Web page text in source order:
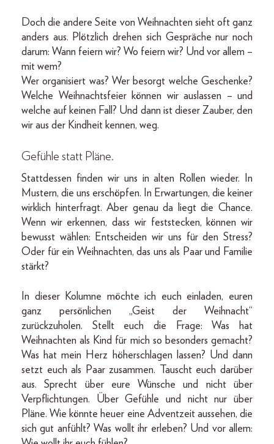
Doch die andere Seite von Weihnachten sieht oft ganz
anders aus. Plötzlich drehen sich Gespräche nur noch
darum: Wann feiern wir? Wo feiern wir? Und vor allem –
mit wem?
Wer organisiert was? Wer besorgt welche Geschenke?
Welche Weihnachtsfeier können wir auslassen – und
welche auf keinen Fall? Und dann ist dieser Zauber, den
wir aus der Kindheit kennen, weg.
Gefühle statt Pläne.
Stattdessen finden wir uns in alten Rollen wieder. In
Mustern, die uns erschöpfen. In Erwartungen, die keiner
wirklich hinterfragt. Aber genau da liegt die Chance.
Wenn wir erkennen, dass wir feststecken, können wir
bewusst wählen: Entscheiden wir uns für den Stress?
Oder für ein Weihnachten, das uns als Paar und Familie
stärkt?
In dieser Kolumne möchte ich euch einladen, euren
ganz persönlichen „Geist der Weihnacht“
zurückzuholen. Stellt euch die Frage: Was hat
Weihnachten als Kind für mich so besonders gemacht?
Was hat mein Herz höherschlagen lassen? Und dann
setzt euch als Paar zusammen. Tauscht euch darüber
aus. Sprecht über eure Wünsche und nicht über
Verpflichtungen. Über Gefühle und nicht nur über
Pläne. Wie könnte heuer eine Adventzeit aussehen, die
sich gut anfühlt? Was wollt ihr erleben? Und vor allem: